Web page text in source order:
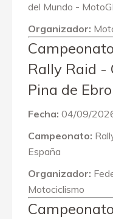
del Mundo -
Organizador:
Rally Raid -
Pina de
Fecha: 04/09/
Campeonato:
España
Organizador:
Motociclismo